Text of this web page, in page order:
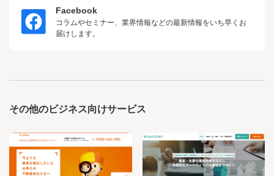
Facebook
コラムやセミナー、業界情報などの最新情報をいち早くお
届けします。
その他のビジネス向けサービス